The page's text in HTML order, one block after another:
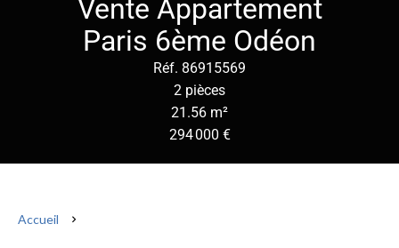
Vente Appartement
Paris 6ème Odéon
Réf. 86915569
2 pièces
21.56 m²
294 000 €
Accueil